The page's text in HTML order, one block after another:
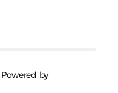
Powered by